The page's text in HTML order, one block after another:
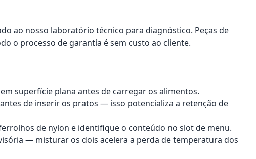
ao nosso laboratório técnico para diagnóstico. Peças de
o processo de garantia é sem custo ao cliente.
superfície plana antes de carregar os alimentos.
de inserir os pratos — isso potencializa a retenção de
de nylon e identifique o conteúdo no slot de menu.
— misturar os dois acelera a perda de temperatura dos